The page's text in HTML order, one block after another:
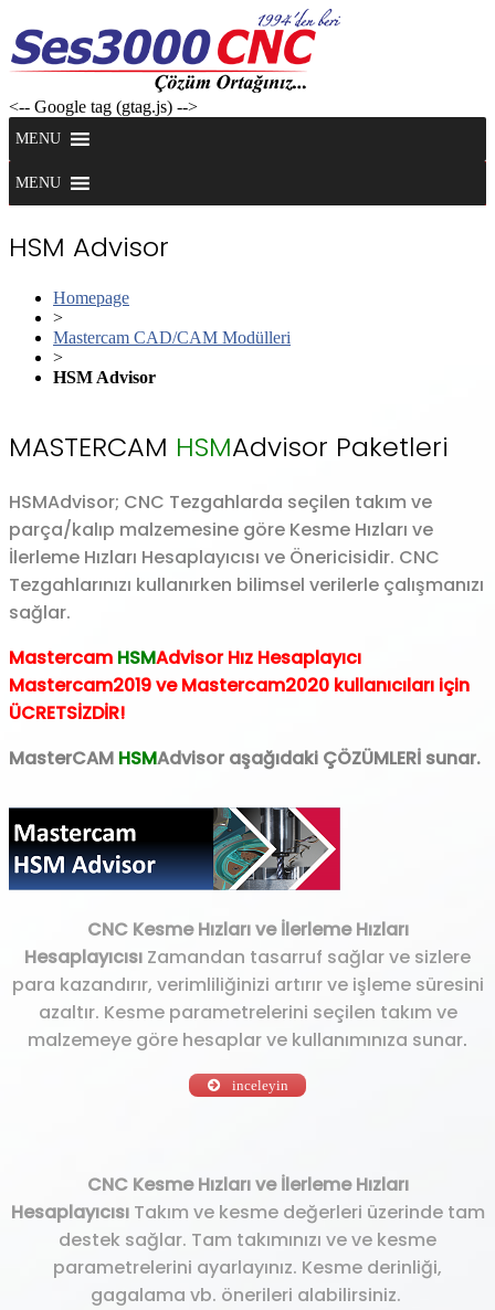
to
content
<-- Google tag (gtag.js) -->
MENU
MENU
HSM Advisor
Homepage
>
Mastercam CAD/CAM Modülleri
>
HSM Advisor
MASTERCAM HSMAdvisor Paketleri
HSMAdvisor; CNC Tezgahlarda seçilen takım ve
parça/kalıp malzemesine göre Kesme Hızları ve
İlerleme Hızları Hesaplayıcısı ve Önericisidir. CNC
Tezgahlarınızı kullanırken bilimsel verilerle çalışmanızı
sağlar.
Mastercam HSMAdvisor Hız Hesaplayıcı
Mastercam2019 ve Mastercam2020 kullanıcıları için
ÜCRETSİZDİR!
MasterCAM HSMAdvisor aşağıdaki ÇÖZÜMLERİ sunar.
CNC Kesme Hızları ve İlerleme Hızları
Hesaplayıcısı Zamandan tasarruf sağlar ve sizlere
para kazandırır, verimliliğinizi artırır ve işleme süresini
azaltır. Kesme parametrelerini seçilen takım ve
malzemeye göre hesaplar ve kullanımınıza sunar.
inceleyin
CNC Kesme Hızları ve İlerleme Hızları
Hesaplayıcısı Takım ve kesme değerleri üzerinde tam
destek sağlar. Tam takımınızı ve ve kesme
parametrelerini ayarlayınız. Kesme derinliği,
gagalama vb. önerileri alabilirsiniz.